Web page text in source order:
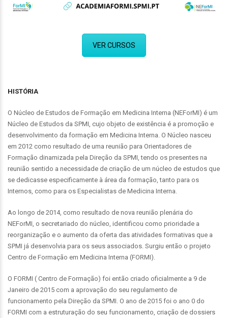
VER CURSOS
HISTÓRIA
O Núcleo de Estudos de Formação em Medicina Interna (NEForMI) é um
Núcleo de Estudos da SPMI, cujo objeto de existência é a promoção e
desenvolvimento da formação em Medicina Interna. O Núcleo nasceu
em 2012 como resultado de uma reunião para Orientadores de
Formação dinamizada pela Direção da SPMI, tendo os presentes na
reunião sentido a necessidade de criação de um núcleo de estudos que
se dedicasse especificamente à área da formação, tanto para os
Internos, como para os Especialistas de Medicina Interna.
Ao longo de 2014, como resultado de nova reunião plenária do
NEForMI, o secretariado do núcleo, identificou como prioridade a
reorganização e o aumento da oferta das atividades formativas que a
SPMI já desenvolvia para os seus associados. Surgiu então o projeto
Centro de Formação em Medicina Interna (FORMI).
O FORMI ( Centro de Formação) foi então criado oficialmente a 9 de
Janeiro de 2015 com a aprovação do seu regulamento de
funcionamento pela Direção da SPMI. O ano de 2015 foi o ano 0 do
FORMI com a estruturação do seu funcionamento, criação de dossiers